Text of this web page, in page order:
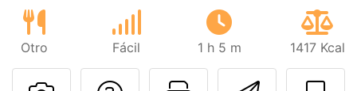
Otro Fácil 1 h 5 m 1417 Kcal